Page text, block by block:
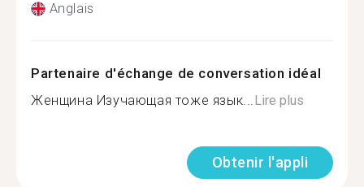
Anglais
Partenaire d'échange de conversation idéal
Женщина Изучающая тоже язык...Lire plus
Obtenir l'appli